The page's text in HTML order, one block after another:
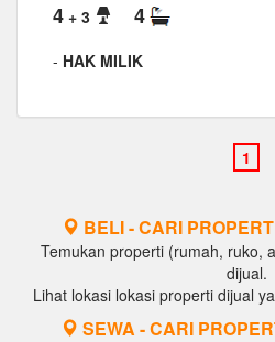
4 + 3 4
- HAK MILIK
BELI - CARI
Temukan properti (rumah, ruko,
dijual.
Lihat lokasi lokasi properti dijual
SEWA - CARI